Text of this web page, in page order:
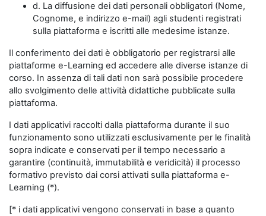
d. La diffusione dei dati personali obbligatori (Nome,
Cognome, e indirizzo e-mail) agli studenti registrati
sulla piattaforma e iscritti alle medesime istanze.
Il conferimento dei dati è obbligatorio per registrarsi alle
piattaforme e-Learning ed accedere alle diverse istanze di
corso. In assenza di tali dati non sarà possibile procedere
allo svolgimento delle attività didattiche pubblicate sulla
piattaforma.
I dati applicativi raccolti dalla piattaforma durante il suo
funzionamento sono utilizzati esclusivamente per le finalità
sopra indicate e conservati per il tempo necessario a
garantire (continuità, immutabilità e veridicità) il processo
formativo previsto dai corsi attivati sulla piattaforma e-
Learning (*).
[* i dati applicativi vengono conservati in base a quanto